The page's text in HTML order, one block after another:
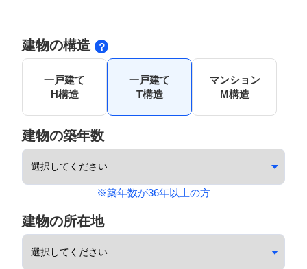
建物の構造
一戸建て
H構造
一戸建て
T構造
マンション
M構造
建物の築年数
※築年数が36年以上の方
建物の所在地